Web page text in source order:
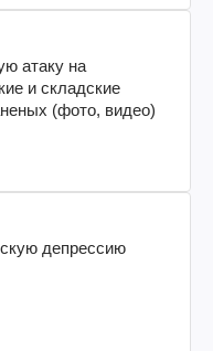
атаку на
и складские
(фото, видео)
депрессию